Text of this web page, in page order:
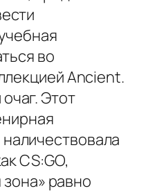
во
Ancient.
Этот
CS:GO,
зона» равно